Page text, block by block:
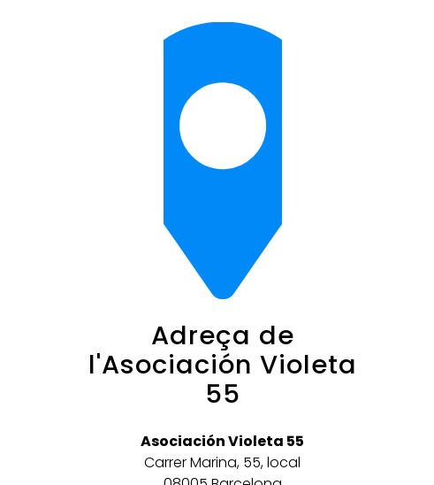
Adreça de
l'Asociación Violeta
55
Asociación Violeta 55
Carrer Marina, 55, local